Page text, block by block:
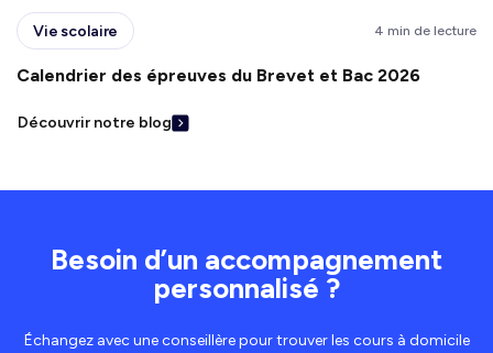
Vie scolaire 4 min de lecture
Calendrier des épreuves du Brevet et Bac 2026
Découvrir notre blog
Besoin d’un accompagnement
personnalisé ?
Échangez avec une conseillère pour trouver les cours à domicile